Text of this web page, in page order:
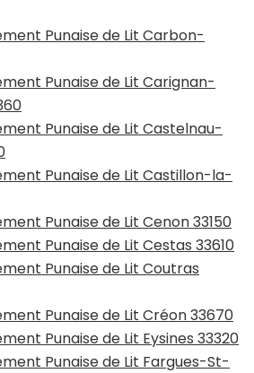
Punaise de Lit Carbon-
Punaise de Lit Carignan-
Punaise de Lit Castelnau-
Punaise de Lit Castillon-la-
Punaise de Lit Cenon 33150
Punaise de Lit Cestas 33610
Punaise de Lit Coutras
Punaise de Lit Créon 33670
Punaise de Lit Eysines 33320
Punaise de Lit Fargues-St-